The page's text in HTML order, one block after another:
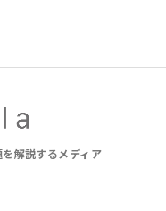
解説するメディア